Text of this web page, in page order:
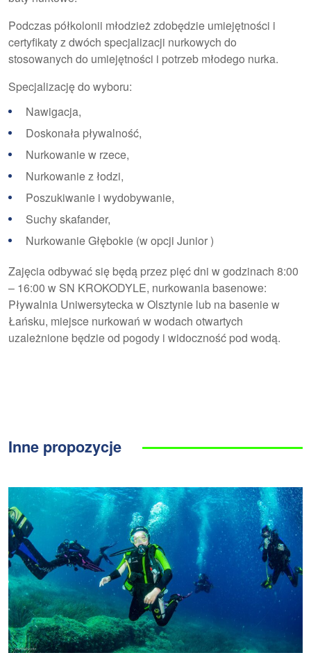
Podczas półkolonii młodzież zdobędzie umiejętności i
certyfikaty z dwóch specjalizacji nurkowych do
stosowanych do umiejętności i potrzeb młodego nurka.
Specjalizację do wyboru:
Nawigacja,
Doskonała pływalność,
Nurkowanie w rzece,
Nurkowanie z łodzi,
Poszukiwanie i wydobywanie,
Suchy skafander,
Nurkowanie Głębokie (w opcji Junior )
Zajęcia odbywać się będą przez pięć dni w godzinach 8:00
– 16:00 w SN KROKODYLE, nurkowania basenowe:
Pływalnia Uniwersytecka w Olsztynie lub na basenie w
Łańsku, miejsce nurkowań w wodach otwartych
uzależnione będzie od pogody i widoczność pod wodą.
Inne propozycje